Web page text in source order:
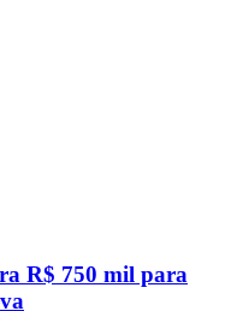
R$ 750 mil para